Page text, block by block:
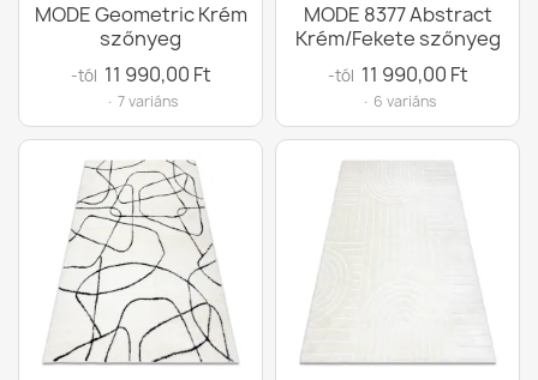
MODE Geometric Krém
szőnyeg
-tól 11 990,00 Ft
· 7 variáns
MODE 8377 Abstract
Krém/Fekete szőnyeg
-tól 11 990,00 Ft
· 6 variáns